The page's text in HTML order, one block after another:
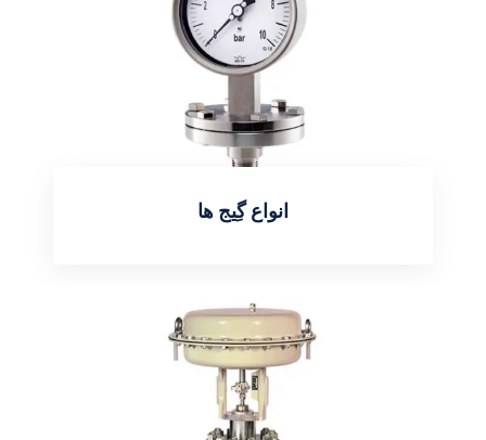
انواع گِیج ها